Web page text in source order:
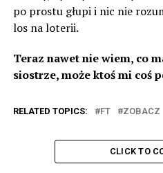
po prostu głupi i nic nie
los na loterii.
Teraz nawet nie wiem, co
siostrze, może ktoś mi coś
RELATED TOPICS: FT ZOBACZ
CLICK TO